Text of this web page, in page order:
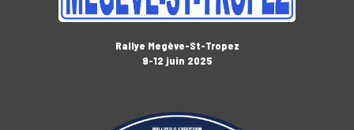
Rallye Megève-St-Tropez
9-12 juin 2025